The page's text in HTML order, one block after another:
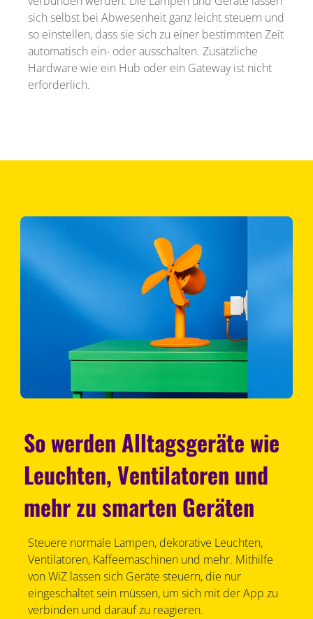
sich selbst bei Abwesenheit ganz leicht steuern und
so einstellen, dass sie sich zu einer bestimmten Zeit
automatisch ein- oder ausschalten. Zusätzliche
Hardware wie ein Hub oder ein Gateway ist nicht
erforderlich.
So werden Alltagsgeräte wie
Leuchten, Ventilatoren und
mehr zu smarten Geräten
Steuere normale Lampen, dekorative Leuchten,
Ventilatoren, Kaffeemaschinen und mehr. Mithilfe
von WiZ lassen sich Geräte steuern, die nur
eingeschaltet sein müssen, um sich mit der App zu
verbinden und darauf zu reagieren.